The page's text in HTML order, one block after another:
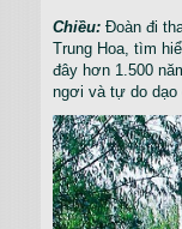
Chiều: Đoàn đi
Trung Hoa, tìm
đây hơn 1.500
ngơi và tự do dạo